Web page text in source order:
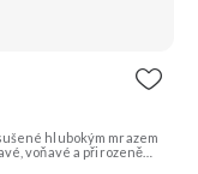
hlubokým mrazem
voňavé a přirozeně